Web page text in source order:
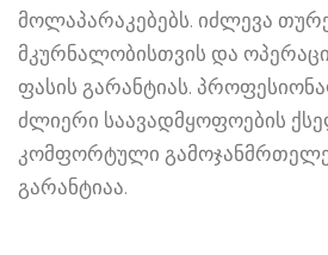
მოლაპარაკებებს. იძლევა
მკურნალობისთვის და
ფასის გარანტიას.
ძლიერი საავადმყოფოების
კომფორტული
გარანტიაა.